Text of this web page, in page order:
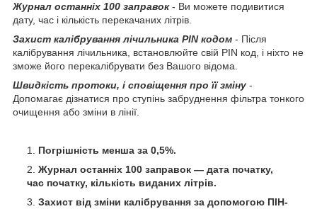
Журнал останніх 100 заправок- Ви можете подивитися
дату, час і кількість перекачаних літрів.
Захист калібрування лічильника PIN кодом - Після
калібрування лічильника, встановлюйте свій PIN код, і ніхто не
зможе його перекалібрувати без Вашого відома.
Швидкість протоки, і сповіщення про її зміну -
Допомагає дізнатися про ступінь забруднення фільтра тонкого
очищення або зміни в лінії.
Погрішність менша за 0,5%.
Журнал останніх 100 заправок — дата початку,
час початку, кількість виданих літрів.
Захист від зміни калібрування за допомогою ПІН-